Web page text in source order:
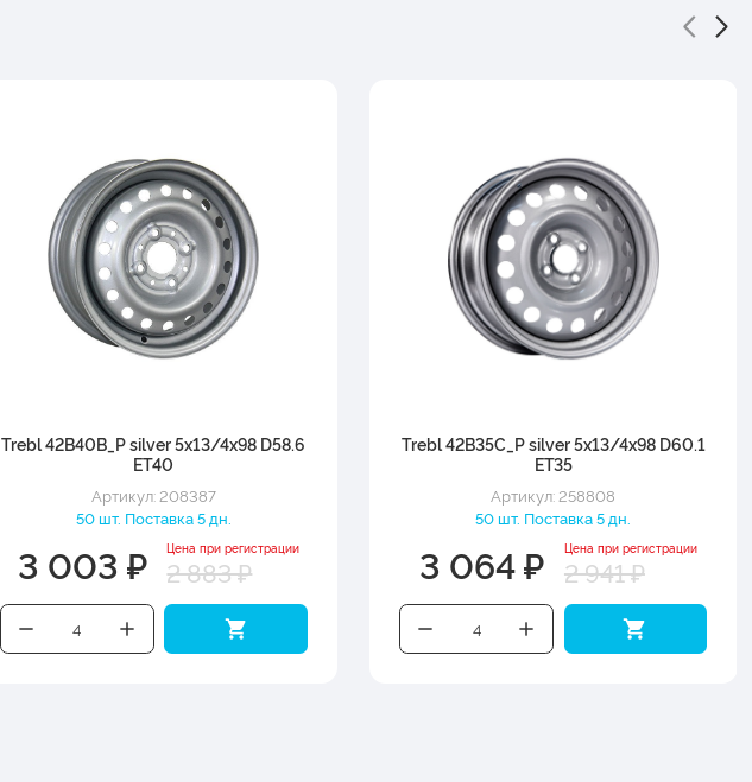
Trebl 42B40B_P silver 5x13/4x98 D58.6
ET40
Артикул: 208387
50 шт. Поставка 5 дн.
3 003 ₽ Цена при регистрации
2 883 ₽
Trebl 42B35C_P silver 5x13/4x98 D60.1
ET35
Артикул: 258808
50 шт. Поставка 5 дн.
3 064 ₽ Цена при регистрации
2 941 ₽